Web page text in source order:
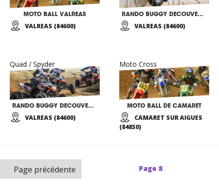
MOTO BALL VALREAS
VALREAS (84600)
RANDO BUGGY DECOUVERTE
VALREAS (84600)
Quad / Spyder
RANDO BUGGY DECOUVERTE
VALREAS (84600)
Moto Cross
MOTO BALL DE CAMARET
CAMARET SUR AIGUES
(84850)
Page précédente Page 8